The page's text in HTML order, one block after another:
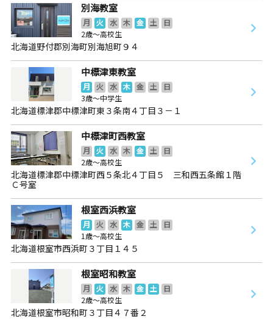
別海教室
月 火 水 木 金 土
日
2歳～高校生
北海道野付郡別海町別海旭町９４
中標津東教室
月 火 水 木 金 土
日
3歳～中学生
北海道標津郡中標津町東３条南４丁目３－１
中標津町西教室
月 火 水 木 金 土
日
2歳～高校生
北海道標津郡中標津町西５条北４丁目５ 三和西五条館１階
Ｃ号室
根室西浜教室
月 火 水 木 金 土
日
1歳～高校生
北海道根室市西浜町３丁目１４５
根室昭和教室
月 火 水 木 金 土
日
2歳～高校生
北海道根室市昭和町３丁目４７番２